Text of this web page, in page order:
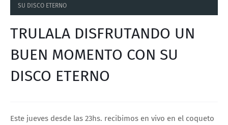
SU DISCO ETERNO
TRULALA DISFRUTANDO UN
BUEN MOMENTO CON SU
DISCO ETERNO
Este jueves desde las 23hs. recibimos en vivo en el coqueto